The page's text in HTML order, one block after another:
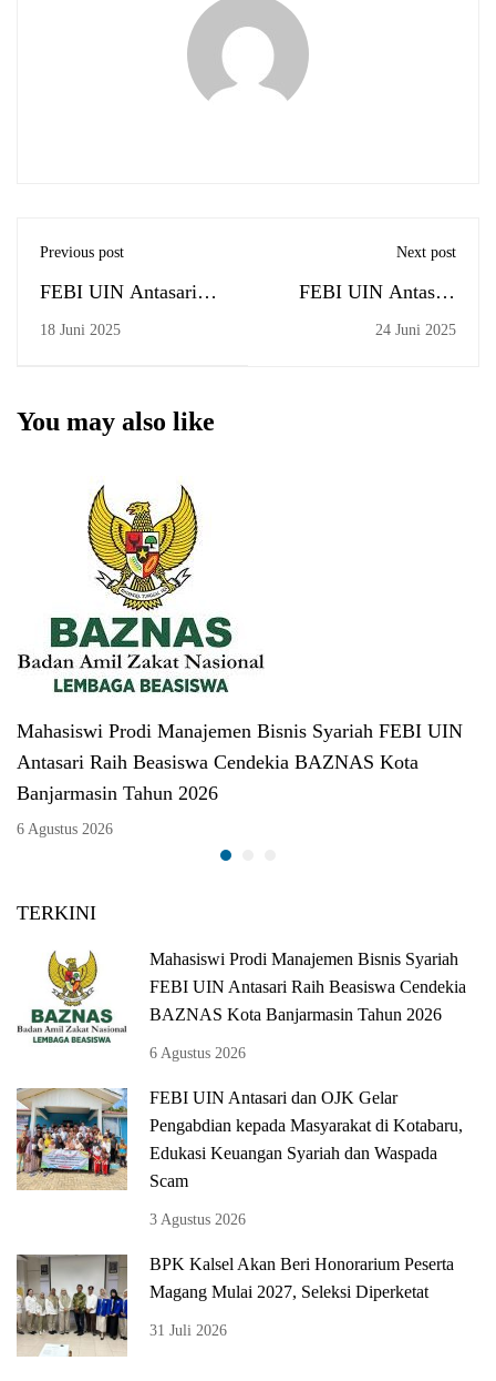
Previous post
FEBI UIN Antasari
Terima Audit Tindak
18 Juni 2025
Next post
FEBI UIN Antasari
Ikuti Workshop
24 Juni 2025
You may also like
Mahasiswi Prodi Manajemen Bisnis Syariah FEBI UIN
Antasari Raih Beasiswa Cendekia BAZNAS Kota
Banjarmasin Tahun 2026
6 Agustus 2026
TERKINI
Mahasiswi Prodi Manajemen Bisnis Syariah
FEBI UIN Antasari Raih Beasiswa Cendekia
BAZNAS Kota Banjarmasin Tahun 2026
6 Agustus 2026
FEBI UIN Antasari dan OJK Gelar
Pengabdian kepada Masyarakat di Kotabaru,
Edukasi Keuangan Syariah dan Waspada
Scam
3 Agustus 2026
BPK Kalsel Akan Beri Honorarium Peserta
Magang Mulai 2027, Seleksi Diperketat
31 Juli 2026